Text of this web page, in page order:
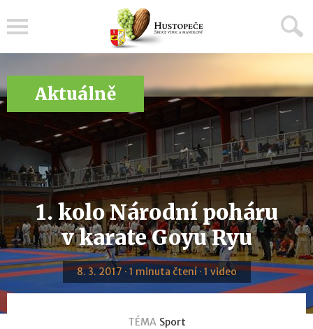
Aktuálně
1. kolo Národní poháru
v karate Goyu Ryu
8. 3. 2017 · 1 minuta čtení · 1 video
TÉMA Sport